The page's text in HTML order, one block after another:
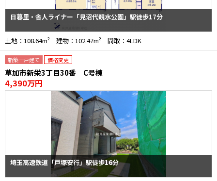
日暮里・舎人ライナー「見沼代親水公園」駅徒歩17分
土地：108.64m² 建物：102.47m² 間取：4LDK
新築一戸建て 価格変更
草加市新栄3丁目30番 C号棟
4,390万円
埼玉高速鉄道「戸塚安行」駅徒歩16分